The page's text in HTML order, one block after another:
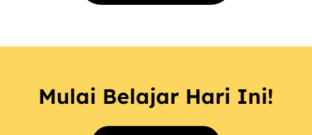
Mulai Belajar Hari Ini!